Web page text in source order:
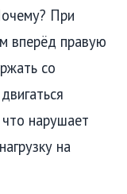
При
вперёд правую
со
нарушает
на